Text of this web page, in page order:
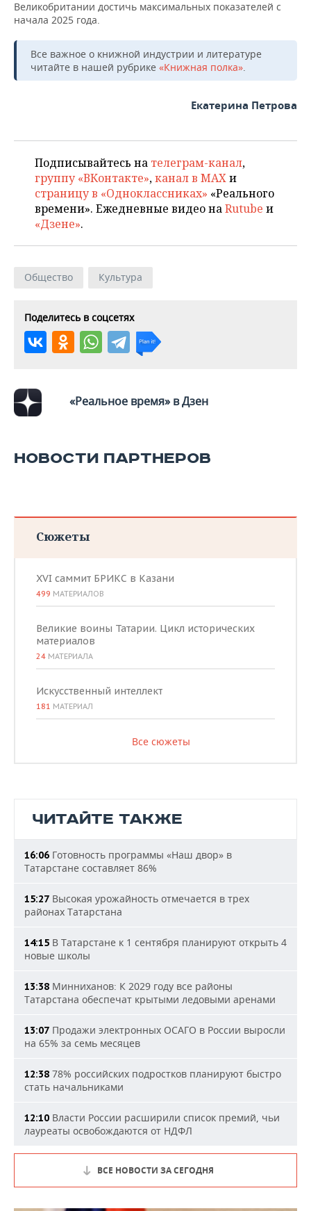
Великобритании достичь максимальных показателей с
начала 2025 года.
Все важное о книжной индустрии и литературе
читайте в нашей рубрике «Книжная полка».
Екатерина Петрова
Подписывайтесь на телеграм-канал,
группу «ВКонтакте»,канал в MAXи
страницу в «Одноклассниках» «Реального
времени». Ежедневные видео наRutube и
«Дзене».
Общество Культура
Поделитесь в соцсетях
«Реальное время» в Дзен
НОВОСТИ ПАРТНЕРОВ
Сюжеты
XVI саммит БРИКС в Казани
499 МАТЕРИАЛОВ
Великие воины Татарии. Цикл исторических
материалов
24 МАТЕРИАЛА
Искусственный интеллект
181 МАТЕРИАЛ
Все сюжеты
ЧИТАЙТЕ ТАКЖЕ
16:06 Готовность программы «Наш двор» в
Татарстане составляет 86%
15:27 Высокая урожайность отмечается в трех
районах Татарстана
14:15 В Татарстане к 1 сентября планируют открыть 4
новые школы
13:38 Минниханов: К 2029 году все районы
Татарстана обеспечат крытыми ледовыми аренами
13:07 Продажи электронных ОСАГО в России выросли
на 65% за семь месяцев
12:38 78% российских подростков планируют быстро
стать начальниками
12:10 Власти России расширили список премий, чьи
лауреаты освобождаются от НДФЛ
ВСЕ НОВОСТИ ЗА СЕГОДНЯ